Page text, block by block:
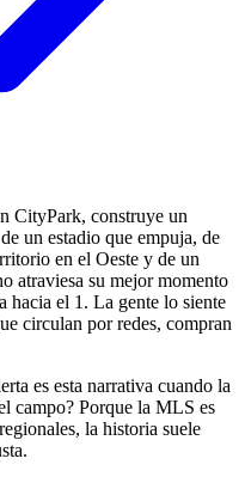
CityPark, construye un
un estadio que empuja, de
en el Oeste y de un
su mejor momento
hacia el 1. La gente lo siente
circulan por redes, compran
es esta narrativa cuando la
campo? Porque la MLS es
la historia suele